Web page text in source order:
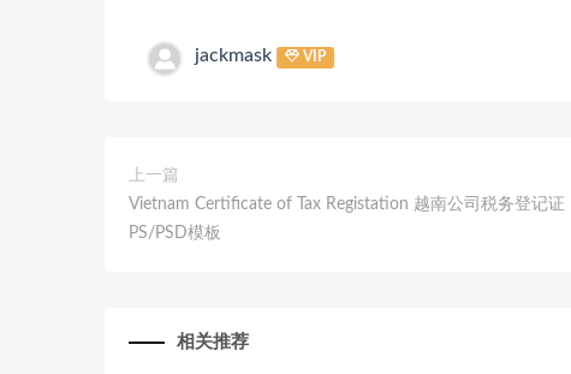
jackmask VIP
上一篇
Vietnam Certificate of Tax Registation 越南公司税务登记证
PS/PSD模板
相关推荐